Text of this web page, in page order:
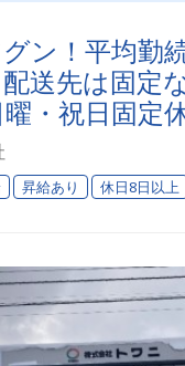
グン！平均
送先は固定
・祝日固定
す◎
昇給あり 休日8日以上